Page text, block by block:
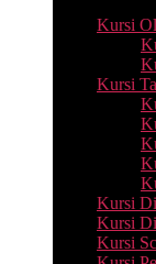
Kursi
Kursi
Kursi
Kursi
Kursi